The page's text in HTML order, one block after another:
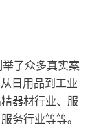
了众多真实案
日用品到工业
器材行业、服
务行业等等。